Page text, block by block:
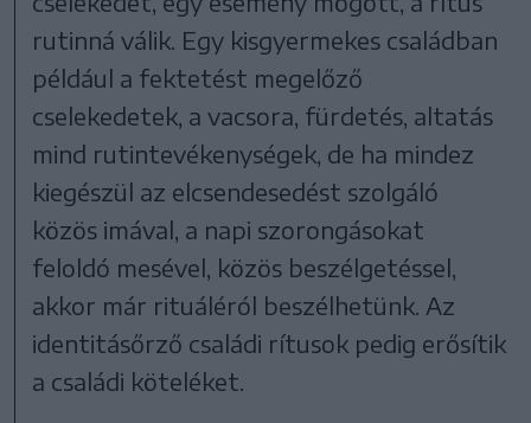
rutinná válik. Egy kisgyermekes családban
például a fektetést megelőző
cselekedetek, a vacsora, fürdetés, altatás
mind rutintevékenységek, de ha mindez
kiegészül az elcsendesedést szolgáló
közös imával, a napi szorongásokat
feloldó mesével, közös beszélgetéssel,
akkor már rituáléról beszélhetünk. Az
identitásőrző családi rítusok pedig erősítik
a családi köteléket.